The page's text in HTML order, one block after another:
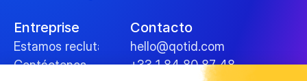
Entreprise
Estamos reclutando
Contáctenos
Contacto
hello@qotid.com
+33 1 84 80 87 48